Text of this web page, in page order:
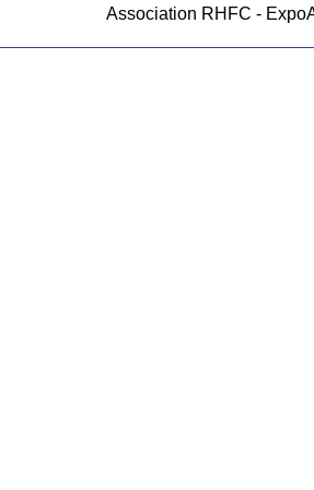
Association RHFC -